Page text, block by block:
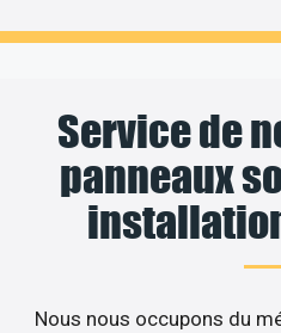
Service de
panneaux
Nous nous occupons du